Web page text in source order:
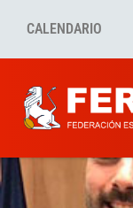
CALENDARIO